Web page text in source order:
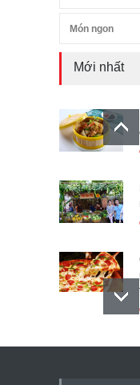
Món ngon
Mới nhất